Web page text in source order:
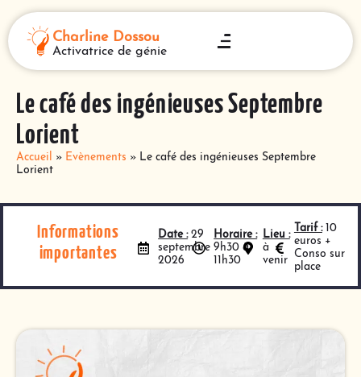
Charline Dossou
Activatrice de génie
Le café des ingénieuses Septembre
Lorient
Accueil » Evènements » Le café des ingénieuses Septembre
Lorient
Informations
importantes
Date :29
septembre
2026
Horaire :
9h30 à
11h30
Lieu :
à
venir
Tarif :10
euros +
Conso sur
place